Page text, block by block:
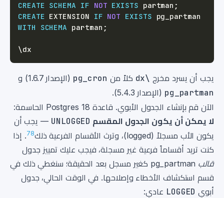
CREATE SCHEMA IF NOT EXISTS partman ;
CREATE EXTENSION IF NOT EXISTS
WITH
SCHEMA partman ;
يجب أن يسرد مخرج \dx كلاً من pg_cron (الإصدار 1.6.7) و
pg_partman (الإصدار 5.4.3).
الآن قم بإنشاء الجدول الأبوي. قاعدة Postgres 18 الحاسمة:
لا يمكن أن يكون الجدول المقسم UNLOGGED — يجب أن
يكون الأب مسجلاً (logged)، وترث الأقسام الفرعية ذلك
78
. إذا
كنت تريد أقساماً فرعية غير مسجلة، فيجب عليك تمييز جدول
قالب
pg_partman كغير مسجل بعد الحقيقة؛ سنغطي ذلك في
قسم استكشاف الأخطاء وإصلاحها. في الوقت الحالي، جدول
أبوي LOGGED عادي: